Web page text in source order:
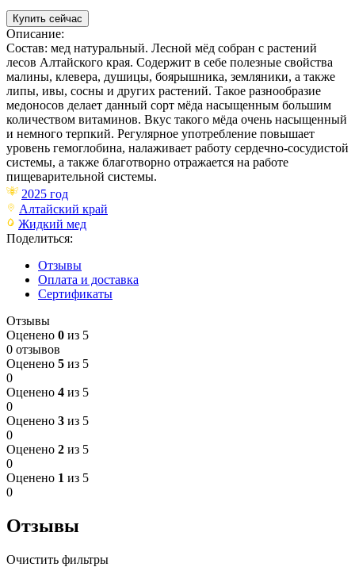
Купить сейчас
Описание:
Состав: мед натуральный. Лесной мёд собран с растений
лесов Алтайского края. Содержит в себе полезные свойства
малины, клевера, душицы, боярышника, земляники, а также
липы, ивы, сосны и других растений. Такое разнообразие
медоносов делает данный сорт мёда насыщенным большим
количеством витаминов. Вкус такого мёда очень насыщенный
и немного терпкий. Регулярное употребление повышает
уровень гемоглобина, налаживает работу сердечно-сосудистой
системы, а также благотворно отражается на работе
пищеварительной системы.
2025 год
Алтайский край
Жидкий мед
Поделиться:
Отзывы
Оплата и доставка
Сертификаты
Отзывы
Оценено 0 из 5
0 отзывов
Оценено 5 из 5
0
Оценено 4 из 5
0
Оценено 3 из 5
0
Оценено 2 из 5
0
Оценено 1 из 5
0
Отзывы
Очистить фильтры